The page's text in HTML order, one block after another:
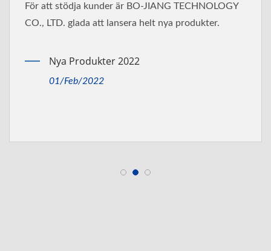
är BO-JIANG TECHNOLOGY
lansera helt nya produkter.
2022
BO-JIANG
16949:2016-